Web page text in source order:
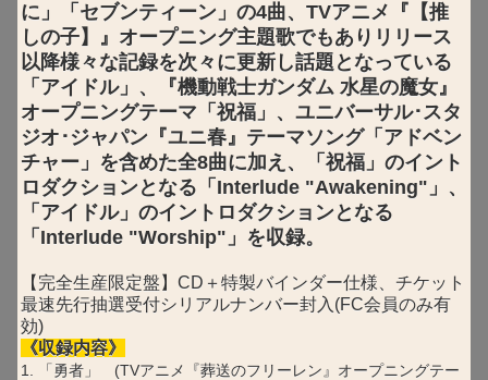
に」「セブンティーン」の4曲、TVアニメ『【推
しの子】』オープニング主題歌でもありリリース
以降様々な記録を次々に更新し話題となっている
「アイドル」、『機動戦士ガンダム 水星の魔女』
オープニングテーマ「祝福」、ユニバーサル･スタ
ジオ･ジャパン『ユニ春』テーマソング「アドベン
チャー」を含めた全8曲に加え、「祝福」のイント
ロダクションとなる「Interlude "Awakening"」、
「アイドル」のイントロダクションとなる
「Interlude "Worship"」を収録。
【完全生産限定盤】CD＋特製バインダー仕様、チケット
最速先行抽選受付シリアルナンバー封入(FC会員のみ有
効)
《収録内容》
1. 「勇者」 (TVアニメ『葬送のフリーレン』オープニングテー